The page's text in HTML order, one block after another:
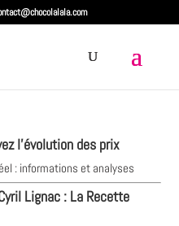
l'évolution des prix
: informations et analyses
Lignac : La Recette